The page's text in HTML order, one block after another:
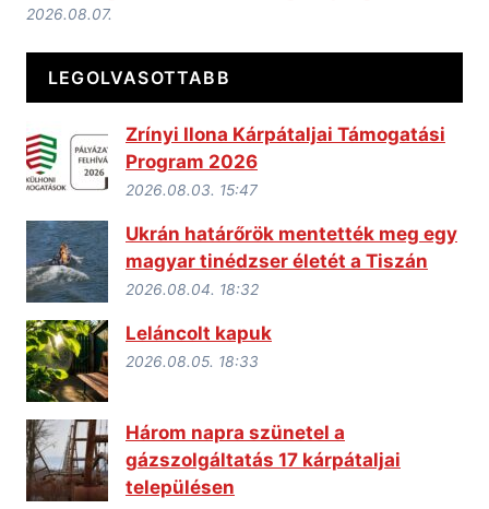
2026.08.07.
LEGOLVASOTTABB
Zrínyi Ilona Kárpátaljai Támogatási
Program 2026
2026.08.03. 15:47
Ukrán határőrök mentették meg egy
magyar tinédzser életét a Tiszán
2026.08.04. 18:32
Leláncolt kapuk
2026.08.05. 18:33
Három napra szünetel a
gázszolgáltatás 17 kárpátaljai
településen